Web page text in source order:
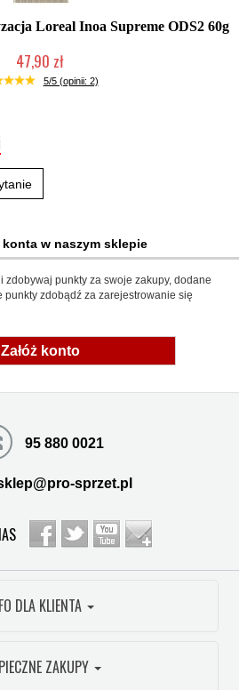
Loreal Inoa Supreme ODS2 60g
47,90 zł
wycofany
5/5 (opinii: 2)
konta w naszym sklepie
zdobywaj punkty za swoje zakupy, dodane
zdobądź za zarejestrowanie się
Załóż konto
95 880 0021
sprzet.pl
DLA KLIENTA
ZAKUPY